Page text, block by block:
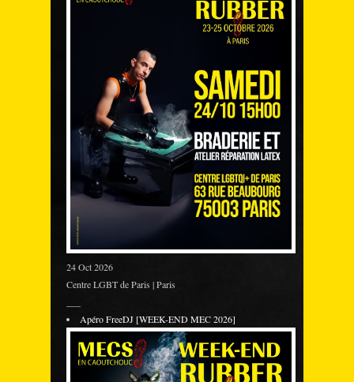
24 Oct 2026
Centre LGBT de Paris | Paris
Apéro FreeDJ [WEEK-END MEC 2026]